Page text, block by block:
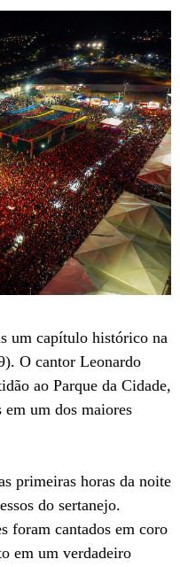
um capítulo histórico na
O cantor Leonardo
ao Parque da Cidade,
em um dos maiores
primeiras horas da noite
do sertanejo.
foram cantados em coro
em um verdadeiro